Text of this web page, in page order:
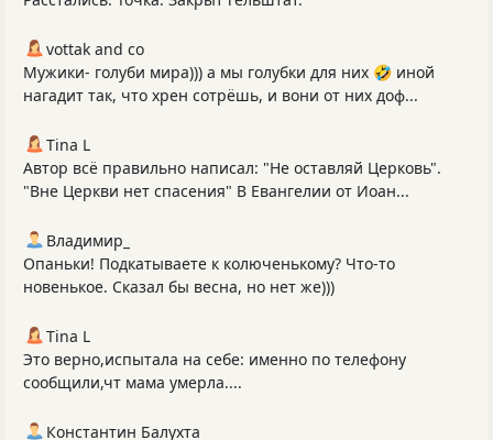
vottak and co
Мужики- голуби мира))) а мы голубки для них 🤣 иной
нагадит так, что хрен сотрёшь, и вони от них доф...
Tina L
Автор всё правильно написал: "Не оставляй Церковь".
"Вне Церкви нет спасения" В Евангелии от Иоан...
Владимир_
Опаньки! Подкатываете к колюченькому? Что-то
новенькое. Сказал бы весна, но нет же)))
Tina L
Это верно,испытала на себе: именно по телефону
сообщили,чт мама умерла....
Константин Балухта